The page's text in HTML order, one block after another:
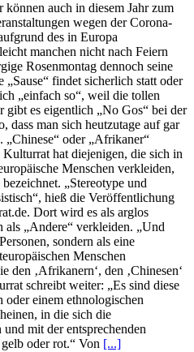
auch in diesem Jahr zum
wegen der Corona-
des in Europa
manchen nicht nach Feiern
Rosenmontag dennoch seine
findet sicherlich statt oder
„einfach so“, weil die tollen
es eigentlich „No Gos“ bei der
dass man sich heutzutage auf gar
„Chinese“ oder „Afrikaner“
hat diejenigen, die sich in
Menschen verkleiden,
„Stereotype und
hieß die Veröffentlichung
Dort wird es als arglos
als „Andere“ verkleiden. „Und
sondern als eine
Menschen
den ‚Afrikanern‘, den ‚Chinesen‘
schreibt weiter: „Es sind diese
einem ethnologischen
in die sich die
mit der entsprechenden
oder rot.“ Von [...]